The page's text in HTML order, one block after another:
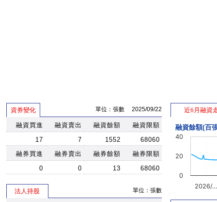
資券變化 單位：張數 2025/09/22
融資買進 融資賣出 融資餘額
融資限額
17
7 1552
68060
融券買進
融券賣出 融券餘額
融券限額
0
0 13 68060
法人持股 單位：張數
近6月融資
融資餘額(百
2026/
0
20
40